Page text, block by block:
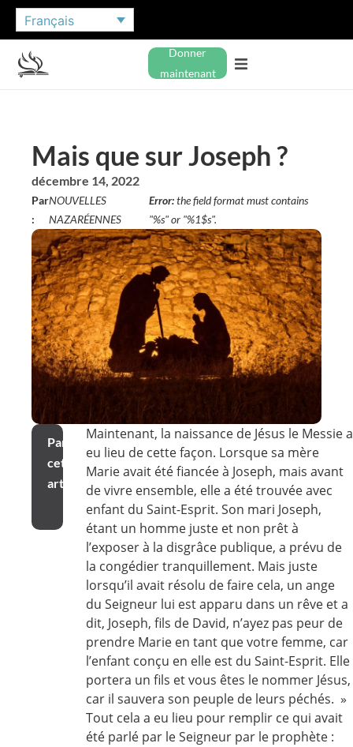
Français
Donner
maintenant
Mais que sur Joseph ?
décembre 14, 2022
Par
:
NOUVELLES
NAZARÉENNES
Error:the field format must contains
"%s" or "%1$s".
Partager
cet
article
Maintenant, la naissance de Jésus le Messie a
eu lieu de cette façon. Lorsque sa mère
Marie avait été fiancée à Joseph, mais avant
de vivre ensemble, elle a été trouvée avec
enfant du Saint-Esprit. Son mari Joseph,
étant un homme juste et non prêt à
l’exposer à la disgrâce publique, a prévu de
la congédier tranquillement. Mais juste
lorsqu’il avait résolu de faire cela, un ange
du Seigneur lui est apparu dans un rêve et a
dit, Joseph, fils de David, n’ayez pas peur de
prendre Marie en tant que votre femme, car
l’enfant conçu en elle est du Saint-Esprit. Elle
portera un fils et vous êtes le nommer Jésus,
car il sauvera son peuple de leurs péchés. »
Tout cela a eu lieu pour remplir ce qui avait
été parlé par le Seigneur par le prophète :